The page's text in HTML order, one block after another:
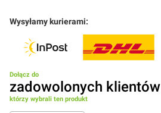
Wysyłamy kurierami:
Dołącz do
zadowolonych klientów
którzy wybrali ten produkt